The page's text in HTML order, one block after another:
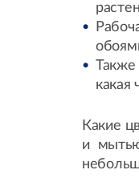
какая
Какие
и